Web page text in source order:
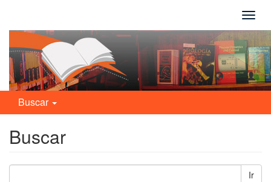
Buscar
Buscar
Ir